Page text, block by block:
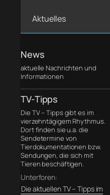
Aktuelles
News
aktuelle Nachrichten und
Informationen
TV-Tipps
Die TV – Tipps gibt es im
vierzehntägigem Rhythmus.
Dort finden sie u.a. die
Sendetermine von
Tierdokumentationen bzw.
Sendungen, die sich mit
Tieren beschäftigen.
Unterforen:
Die aktuellen TV – Tipps im